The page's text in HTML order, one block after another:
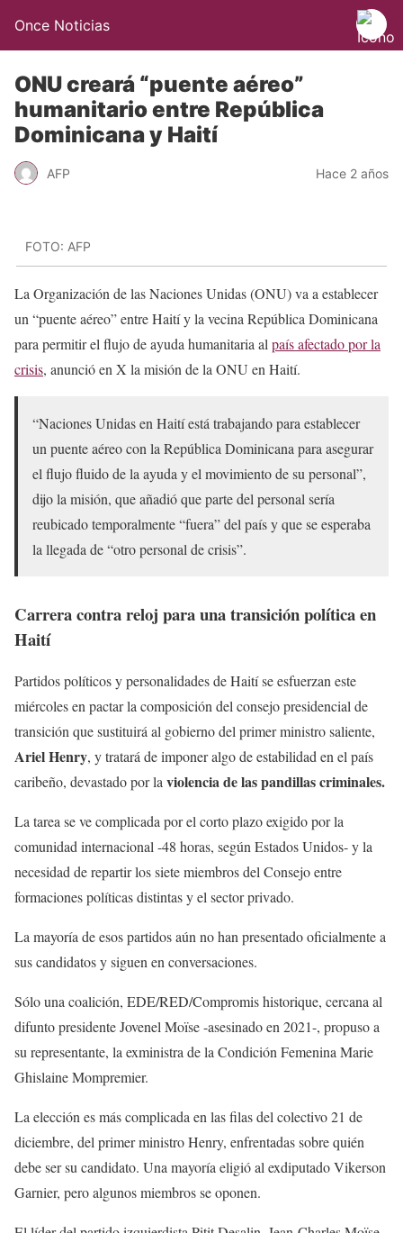
Once Noticias
ONU creará “puente aéreo”
humanitario entre República
Dominicana y Haití
AFP Hace 2 años
FOTO: AFP
La Organización de las Naciones Unidas (ONU) va a establecer
un “puente aéreo” entre Haití y la vecina República Dominicana
para permitir el flujo de ayuda humanitaria al país afectado por la
crisis, anunció en X la misión de la ONU en Haití.
“Naciones Unidas en Haití está trabajando para establecer
un puente aéreo con la República Dominicana para asegurar
el flujo fluido de la ayuda y el movimiento de su personal”,
dijo la misión, que añadió que parte del personal sería
reubicado temporalmente “fuera” del país y que se esperaba
la llegada de “otro personal de crisis”.
Carrera contra reloj para una transición política en
Haití
Partidos políticos y personalidades de Haití se esfuerzan este
miércoles en pactar la composición del consejo presidencial de
transición que sustituirá al gobierno del primer ministro saliente,
Ariel Henry, y tratará de imponer algo de estabilidad en el país
caribeño, devastado por laviolencia de las pandillas criminales.
La tarea se ve complicada por el corto plazo exigido por la
comunidad internacional -48 horas, según Estados Unidos- y la
necesidad de repartir los siete miembros del Consejo entre
formaciones políticas distintas y el sector privado.
La mayoría de esos partidos aún no han presentado oficialmente a
sus candidatos y siguen en conversaciones.
Sólo una coalición, EDE/RED/Compromis historique, cercana al
difunto presidente Jovenel Moïse -asesinado en 2021-, propuso a
su representante, la exministra de la Condición Femenina Marie
Ghislaine Mompremier.
La elección es más complicada en las filas del colectivo 21 de
diciembre, del primer ministro Henry, enfrentadas sobre quién
debe ser su candidato. Una mayoría eligió al exdiputado Vikerson
Garnier, pero algunos miembros se oponen.